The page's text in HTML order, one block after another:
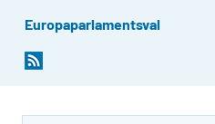
Europaparlamentsval